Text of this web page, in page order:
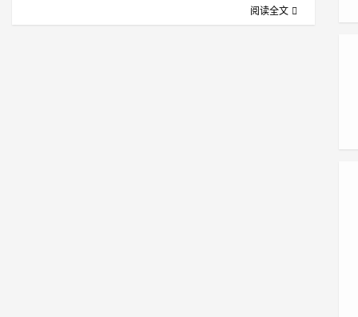
机器，启动实
例后按照aws的
阅读全文